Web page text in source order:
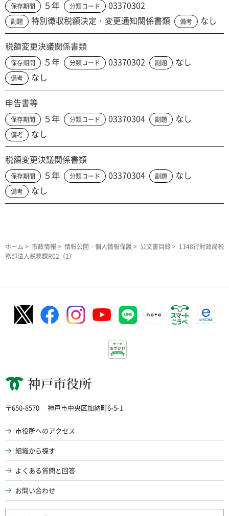
保存期間 ５年 分類コード 03370302
副題 特別徴収税額決定・変更通知関係書類 備考 なし
税額変更決議関係書類
保存期間 ５年 分類コード 03370302 副題 なし
備考 なし
申告書等
保存期間 ５年 分類コード 03370304 副題 なし
備考 なし
税額変更決議関係書類
保存期間 ５年 分類コード 03370304 副題 なし
備考 なし
ホーム > 市政情報 > 情報公開・個人情報保護> 公文書目録> 1148行財政局税
務部法人税務課R02（1）
神戸市役所
〒650-8570 神戸市中央区加納町6-5-1
市役所へのアクセス
組織から探す
よくある質問と回答
お問い合わせ